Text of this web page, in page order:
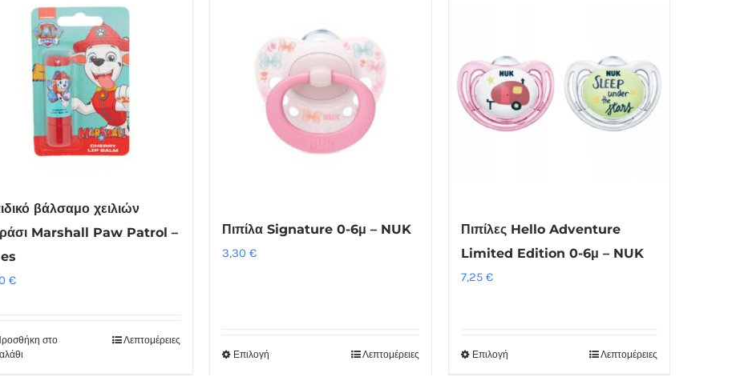
βάλσαμο χειλιών
Marshall Paw Patrol –
€
στο
Λεπτομέρειες
Πιπίλα Signature 0-6μ – NUK
3,30 €
ΕπιλογήΑυτό
Λεπτομέρειες
Πιπίλες Hello Adventure
Limited Edition 0-6μ – NUK
7,25 €
ΕπιλογήΑυτό
Λεπτομέρειες